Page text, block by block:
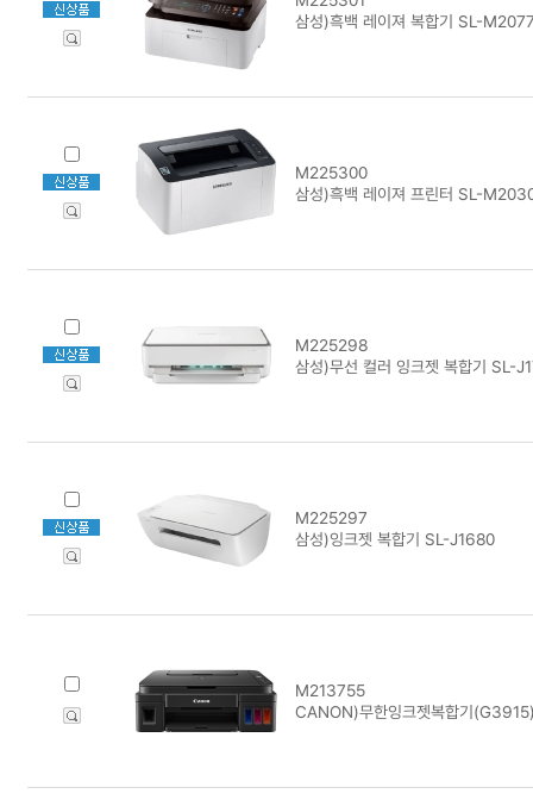
삼성)흑백 레이져 복합기 SL-
M225300
삼성)흑백 레이져 프린터 SL-
M225298
삼성)무선 컬러 잉크젯 복합기 SL-
M225297
삼성)잉크젯 복합기 SL-J1680
M213755
CANON)무한잉크젯복합기